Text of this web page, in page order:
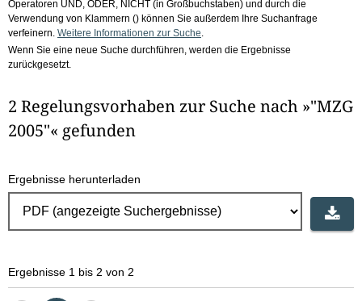
Operatoren UND, ODER, NICHT (in Großbuchstaben) und durch die
Verwendung von Klammern () können Sie außerdem Ihre Suchanfrage
verfeinern. Weitere Informationen zur Suche
Wenn Sie eine neue Suche durchführen, werden die Ergebnisse
zurückgesetzt.
2 Regelungsvorhaben zur Suche nach »"MZG
2005"« gefunden
Ergebnisse herunterladen
Ergebnisse 1 bis 2 von 2